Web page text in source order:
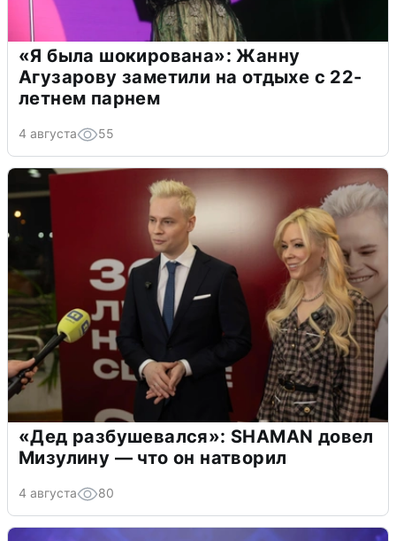
«Я была шокирована»: Жанну
Агузарову заметили на отдыхе с 22-
летнем парнем
4 августа 55
«Дед разбушевался»: SHAMAN довел
Мизулину — что он натворил
4 августа 80